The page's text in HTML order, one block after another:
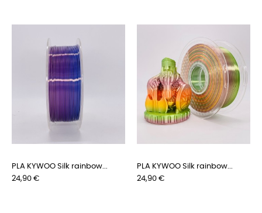
PLA KYWOO Silk rainbow...
Prix
24,90 €
PLA KYWOO Silk rainbow...
Prix
24,90 €